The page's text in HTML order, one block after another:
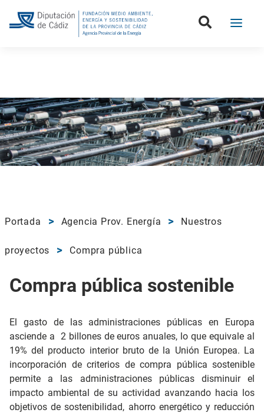
Portada Agencia Prov. Energía Nuestros
proyectos Compra pública
Compra pública sostenible
El gasto de las administraciones públicas en Europa
asciende a 2 billones de euros anuales, lo que equivale al
19% del producto interior bruto de la Unión Europea. La
incorporación de criterios de compra pública sostenible
permite a las administraciones públicas disminuir el
impacto ambiental de su actividad avanzando hacia los
objetivos de sostenibilidad, ahorro energético y reducción